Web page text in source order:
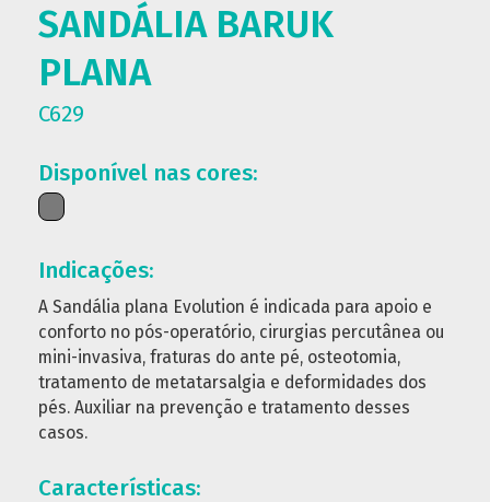
SANDÁLIA BARUK
PLANA
C629
Disponível nas cores:
Indicações:
A Sandália plana Evolution é indicada para apoio e
conforto no pós-operatório, cirurgias percutânea ou
mini-invasiva, fraturas do ante pé, osteotomia,
tratamento de metatarsalgia e deformidades dos
pés. Auxiliar na prevenção e tratamento desses
casos.
Características: